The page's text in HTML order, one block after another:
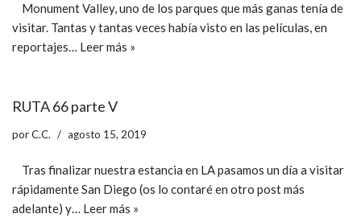
Monument Valley, uno de los parques que más ganas tenía de
visitar. Tantas y tantas veces había visto en las películas, en
reportajes… Leer más »
RUTA 66 parte V
porC.C. agosto 15, 2019
Tras finalizar nuestra estancia en LA pasamos un día a visitar
rápidamente San Diego (os lo contaré en otro post más
adelante) y… Leer más »